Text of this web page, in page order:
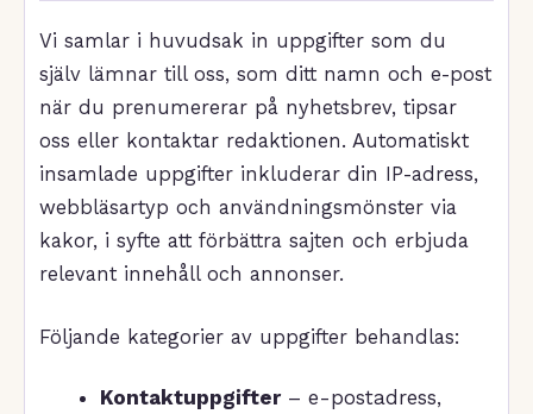
Vi samlar i huvudsak in uppgifter som du
själv lämnar till oss, som ditt namn och e-post
när du prenumererar på nyhetsbrev, tipsar
oss eller kontaktar redaktionen. Automatiskt
insamlade uppgifter inkluderar din IP-adress,
webbläsartyp och användningsmönster via
kakor, i syfte att förbättra sajten och erbjuda
relevant innehåll och annonser.
Följande kategorier av uppgifter behandlas:
Kontaktuppgifter– e-postadress,